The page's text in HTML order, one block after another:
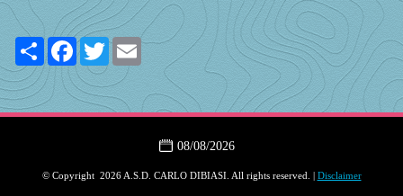
Share Facebook
TwitterEmail
08/08/2026
© Copyright 2026 A.S.D. CARLO DIBIASI. All rights reserved. | Disclaimer